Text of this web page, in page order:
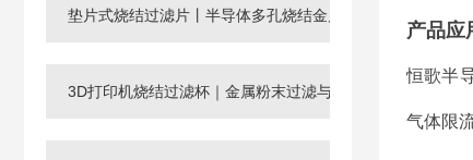
垫片式烧结过滤片丨半导体多孔烧结金属滤芯
3D打印机烧结过滤杯｜金属粉末过滤与回收滤芯
产品应
恒歌半
气体限